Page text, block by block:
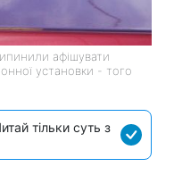
афішувати
установки - того
тільки суть з